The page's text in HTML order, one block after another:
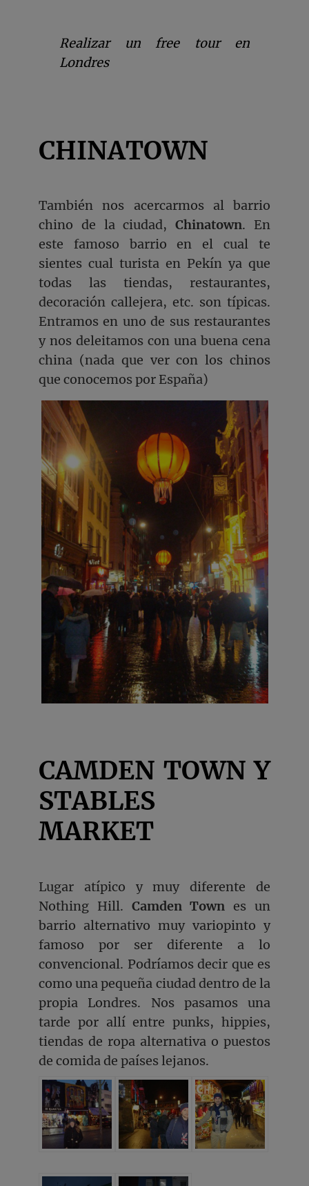
Realizar un free tour en
Londres
CHINATOWN
También nos acercarmos al barrio
chino de la ciudad,Chinatown. En
este famoso barrio en el cual te
sientes cual turista en Pekín ya que
todas las tiendas, restaurantes,
decoración callejera, etc. son típicas.
Entramos en uno de sus restaurantes
y nos deleitamos con una buena cena
china (nada que ver con los chinos
que conocemos por España)
CAMDEN TOWN Y
STABLES
MARKET
Lugar atípico y muy diferente de
Nothing Hill. Camden Town es un
barrio alternativo muy variopinto y
famoso por ser diferente a lo
convencional. Podríamos decir que es
como una pequeña ciudad dentro de la
propia Londres. Nos pasamos una
tarde por allí entre punks, hippies,
tiendas de ropa alternativa o puestos
de comida de países lejanos.